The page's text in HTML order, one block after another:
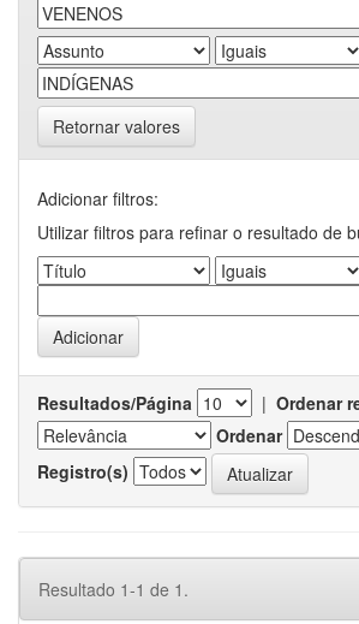
Retornar valores
Adicionar filtros:
Utilizar filtros para refinar o resultado de
Resultados/Página | Ordenar
Ordenar
Registro(s)
Resultado 1-1 de 1.